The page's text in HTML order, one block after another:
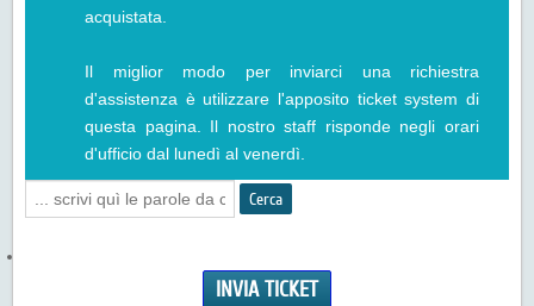
acquistata.
Il miglior modo per inviarci una richiestra
d'assistenza è utilizzare l'apposito ticket system di
questa pagina. Il nostro staff risponde negli orari
d'ufficio dal lunedì al venerdì.
Cerca
INVIA TICKET